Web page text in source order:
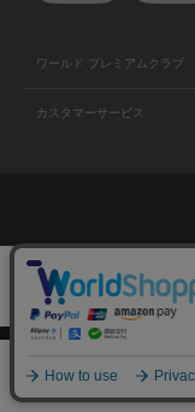
ワールド プレミアムクラブ
カスタマーサービス
注意：
偽
ブランド一覧